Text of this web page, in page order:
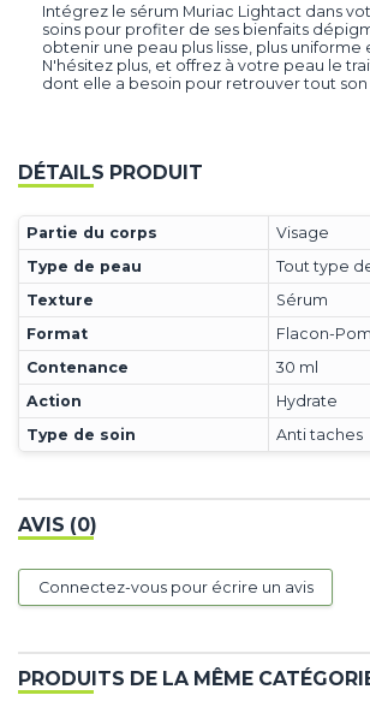
Intégrez le sérum Muriac Lightact dans
soins pour profiter de ses bienfaits
obtenir une peau plus lisse, plus uniforme
N'hésitez plus, et offrez à votre peau le
dont elle a besoin pour retrouver tout son
DÉTAILS PRODUIT
Partie du corps
Visage
Type de peau
Tout type
Texture
Sérum
Format
Flacon-
Contenance
30 ml
Action
Hydrate
Type de soin
Anti taches
AVIS (0)
Connectez-vous pour écrire un avis
PRODUITS DE LA MÊME